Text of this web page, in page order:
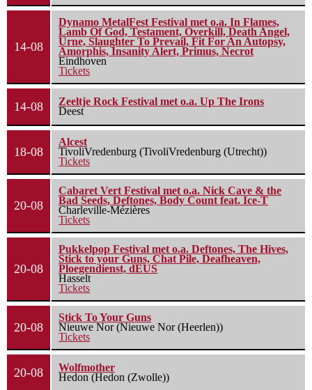
14-08
Dynamo MetalFest Festival met o.a. In Flames,
Lamb Of God, Testament, Overkill, Death Angel,
Urne, Slaughter To Prevail, Fit For An Autopsy,
Amorphis, Insanity Alert, Primus, Necrot
Eindhoven
Tickets
14-08
Zeeltje Rock Festival met o.a. Up The Irons
Deest
18-08
Alcest
TivoliVredenburg (TivoliVredenburg (Utrecht))
Tickets
20-08
Cabaret Vert Festival met o.a. Nick Cave & the
Bad Seeds, Deftones, Body Count feat. Ice-T
Charleville-Mézières
Tickets
20-08
Pukkelpop Festival met o.a. Deftones, The Hives,
Stick to your Guns, Chat Pile, Deafheaven,
Ploegendienst, dEUS
Hasselt
Tickets
20-08
Stick To Your Guns
Nieuwe Nor (Nieuwe Nor (Heerlen))
Tickets
20-08
Wolfmother
Hedon (Hedon (Zwolle))